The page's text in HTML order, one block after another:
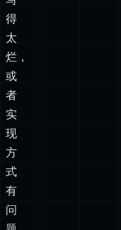
达
式
写
得
太
烂，
或
者
实
现
方
式